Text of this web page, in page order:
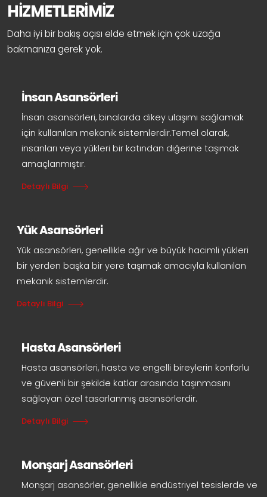
HİZMETLERİMİZ
Daha iyi bir bakış açısı elde etmek için çok uzağa
bakmanıza gerek yok.
İnsan Asansörleri
İnsan asansörleri, binalarda dikey ulaşımı sağlamak
için kullanılan mekanik sistemlerdir.Temel olarak,
insanları veya yükleri bir katından diğerine taşımak
amaçlanmıştır.
Detaylı Bilgi
Yük Asansörleri
Yük asansörleri, genellikle ağır ve büyük hacimli yükleri
bir yerden başka bir yere taşımak amacıyla kullanılan
mekanik sistemlerdir.
Detaylı Bilgi
Hasta Asansörleri
Hasta asansörleri, hasta ve engelli bireylerin konforlu
ve güvenli bir şekilde katlar arasında taşınmasını
sağlayan özel tasarlanmış asansörlerdir.
Detaylı Bilgi
Monşarj Asansörleri
Monşarj asansörler, genellikle endüstriyel tesislerde ve